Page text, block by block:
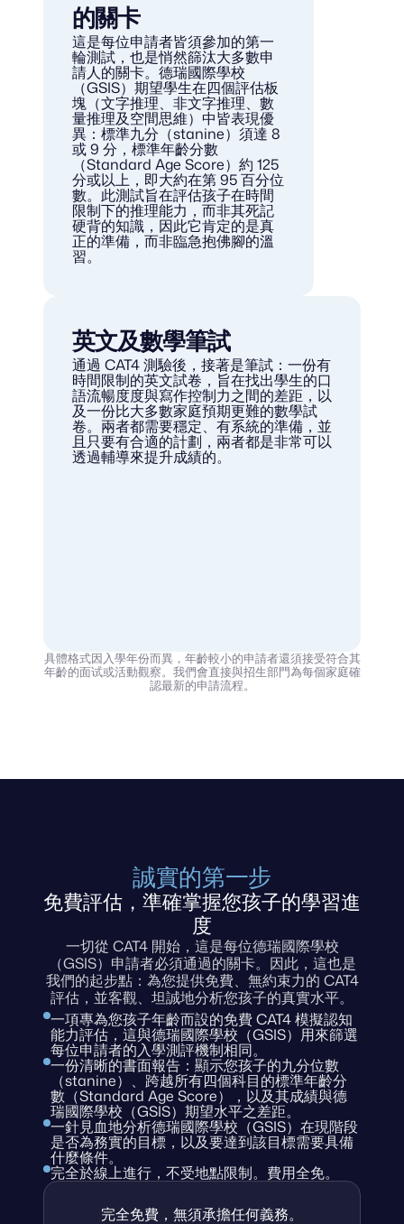
的關卡
這是每位申請者皆須參加的第一
輪測試，也是悄然篩汰大多數申
請人的關卡。德瑞國際學校
（GSIS）期望學生在四個評估板
塊（文字推理、非文字推理、數
量推理及空間思維）中皆表現優
異：標準九分（stanine）須達 8
或 9 分，標準年齡分數
（Standard Age Score）約 125
分或以上，即大約在第 95 百分位
數。此測試旨在評估孩子在時間
限制下的推理能力，而非其死記
硬背的知識，因此它肯定的是真
正的準備，而非臨急抱佛腳的溫
習。
英文及數學筆試
通過 CAT4 測驗後，接著是筆試：一份有
時間限制的英文試卷，旨在找出學生的口
語流暢度度與寫作控制力之間的差距，以
及一份比大多數家庭預期更難的數學試
卷。兩者都需要穩定、有系統的準備，並
且只要有合適的計劃，兩者都是非常可以
透過輔導來提升成績的。
具體格式因入學年份而異，年齡較小的申請者還須接受符合其
年齡的面试或活動觀察。我們會直接與招生部門為每個家庭確
認最新的申請流程。
誠實的第一步
免費評估，準確掌握您孩子的學習進
度
一切從 CAT4 開始，這是每位德瑞國際學校
（GSIS）申請者必須通過的關卡。因此，這也是
我們的起步點：為您提供免費、無約束力的 CAT4
評估，並客觀、坦誠地分析您孩子的真實水平。
一項專為您孩子年齡而設的免費 CAT4 模擬認知
能力評估，這與德瑞國際學校（GSIS）用來篩選
每位申請者的入學測評機制相同。
一份清晰的書面報告：顯示您孩子的九分位數
（stanine）、跨越所有四個科目的標準年齡分
數（Standard Age Score），以及其成績與德
瑞國際學校（GSIS）期望水平之差距。
一針見血地分析德瑞國際學校（GSIS）在現階段
是否為務實的目標，以及要達到該目標需要具備
什麼條件。
完全於線上進行，不受地點限制。費用全免。
完全免費，無須承擔任何義務。